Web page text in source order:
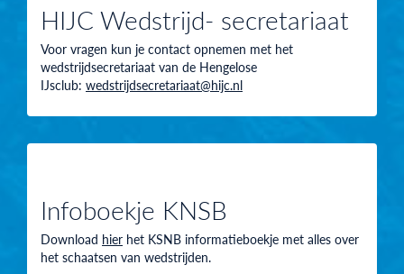
HIJC Wedstrijd- secretariaat
Voor vragen kun je contact opnemen met het
wedstrijdsecretariaat van de Hengelose
IJsclub: wedstrijdsecretariaat@hijc.nl
Infoboekje KNSB
Download hier het KSNB informatieboekje met alles over
het schaatsen van wedstrijden.